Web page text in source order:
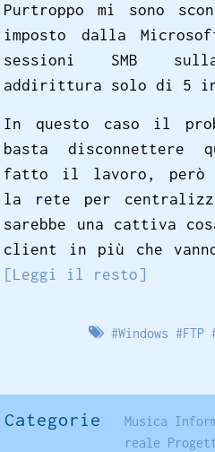
Purtroppo mi sono
imposto dalla
sessioni SMB
addirittura solo di 5 in
In questo caso il
basta
fatto il lavoro, però
la rete per
sarebbe una cattiva
client in più che
[Leggi il resto]
#Windows #FTP
Categorie Musica
reale